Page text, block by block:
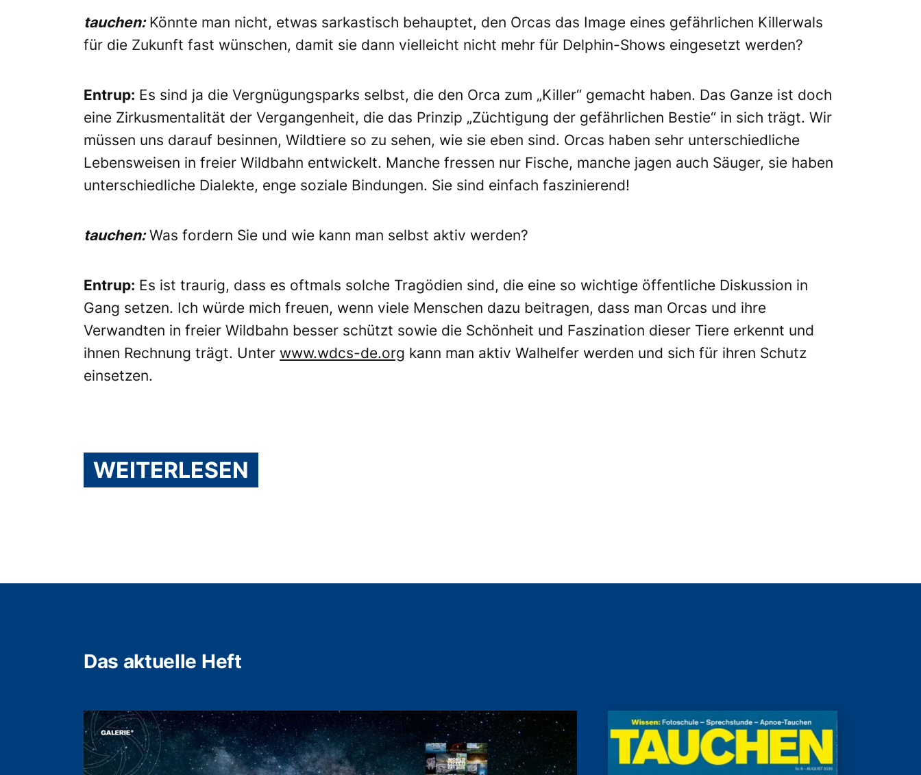
tauchen:Könnte man nicht, etwas sarkastisch behauptet, den Orcas das Image eines gefährlichen Killerwals
für die Zukunft fast wünschen, damit sie dann vielleicht nicht mehr für Delphin-Shows eingesetzt werden?
Entrup: Es sind ja die Vergnügungsparks selbst, die den Orca zum „Killer“ gemacht haben. Das Ganze ist doch
eine Zirkusmentalität der Vergangenheit, die das Prinzip „Züchtigung der gefährlichen Bestie“ in sich trägt. Wir
müssen uns darauf besinnen, Wildtiere so zu sehen, wie sie eben sind. Orcas haben sehr unterschiedliche
Lebensweisen in freier Wildbahn entwickelt. Manche fressen nur Fische, manche jagen auch Säuger, sie haben
unterschiedliche Dialekte, enge soziale Bindungen. Sie sind einfach faszinierend!
tauchen:Was fordern Sie und wie kann man selbst aktiv werden?
Entrup: Es ist traurig, dass es oftmals solche Tragödien sind, die eine so wichtige öffentliche Diskussion in
Gang setzen. Ich würde mich freuen, wenn viele Menschen dazu beitragen, dass man Orcas und ihre
Verwandten in freier Wildbahn besser schützt sowie die Schönheit und Faszination dieser Tiere erkennt und
ihnen Rechnung trägt. Unter www.wdcs-de.org kann man aktiv Walhelfer werden und sich für ihren Schutz
einsetzen.
WEITERLESEN
Das aktuelle Heft